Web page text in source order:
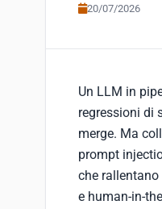
20/07/2026
Un LLM in
regressioni di
merge. Ma
prompt
che
e human-in-